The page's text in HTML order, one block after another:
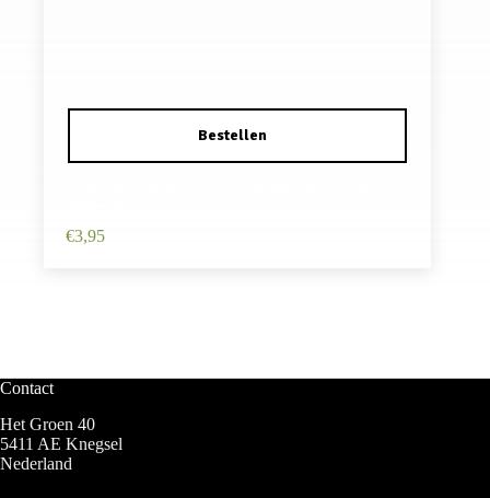
€3,95
Contact
Het Groen 40
5411 AE Knegsel
Nederland